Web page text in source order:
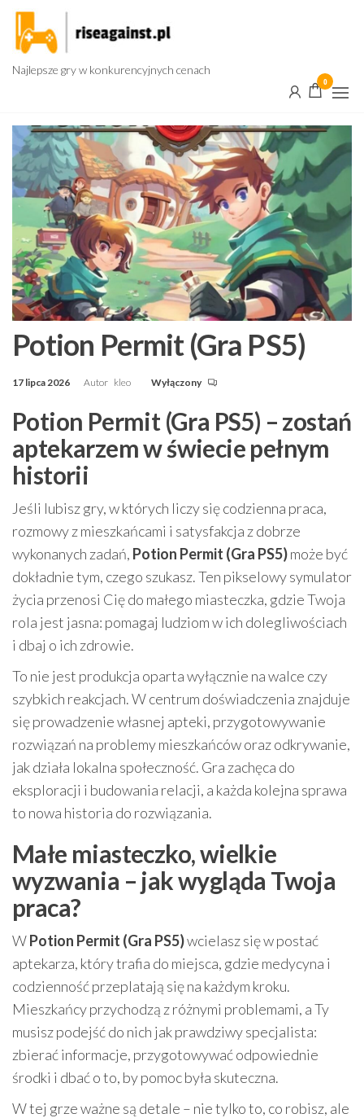
Przejdź
treści
Najlepsze gry w konkurencyjnych cenach
0
Potion Permit (Gra PS5)
17 lipca 2026 Autor kleo Wyłączony
Potion Permit (Gra PS5) – zostań
aptekarzem w świecie pełnym
historii
Jeśli lubisz gry, w których liczy się codzienna praca,
rozmowy z mieszkańcami i satysfakcja z dobrze
wykonanych zadań, Potion Permit (Gra PS5)może być
dokładnie tym, czego szukasz. Ten pikselowy symulator
życia przenosi Cię do małego miasteczka, gdzie Twoja
rola jest jasna: pomagaj ludziom w ich dolegliwościach
i dbaj o ich zdrowie.
To nie jest produkcja oparta wyłącznie na walce czy
szybkich reakcjach. W centrum doświadczenia znajduje
się prowadzenie własnej apteki, przygotowywanie
rozwiązań na problemy mieszkańców oraz odkrywanie,
jak działa lokalna społeczność. Gra zachęca do
eksploracji i budowania relacji, a każda kolejna sprawa
to nowa historia do rozwiązania.
Małe miasteczko, wielkie
wyzwania – jak wygląda Twoja
praca?
WPotion Permit (Gra PS5)wcielasz się w postać
aptekarza, który trafia do miejsca, gdzie medycyna i
codzienność przeplatają się na każdym kroku.
Mieszkańcy przychodzą z różnymi problemami, a Ty
musisz podejść do nich jak prawdziwy specjalista:
zbierać informacje, przygotowywać odpowiednie
środki i dbać o to, by pomoc była skuteczna.
W tej grze ważne są detale – nie tylko to, co robisz, ale